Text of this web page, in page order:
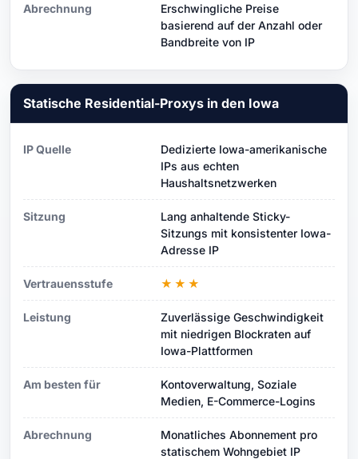
Abrechnung
Erschwingliche Preise
basierend auf der Anzahl oder
Bandbreite von IP
Statische Residential-Proxys in den Iowa
IP Quelle
Dedizierte Iowa-amerikanische
IPs aus echten
Haushaltsnetzwerken
Sitzung
Lang anhaltende Sticky-
Sitzungs mit konsistenter Iowa-
Adresse IP
Vertrauensstufe ★★★
Leistung
Zuverlässige Geschwindigkeit
mit niedrigen Blockraten auf
Iowa-Plattformen
Am besten für
Kontoverwaltung, Soziale
Medien, E-Commerce-Logins
Abrechnung
Monatliches Abonnement pro
statischem Wohngebiet IP